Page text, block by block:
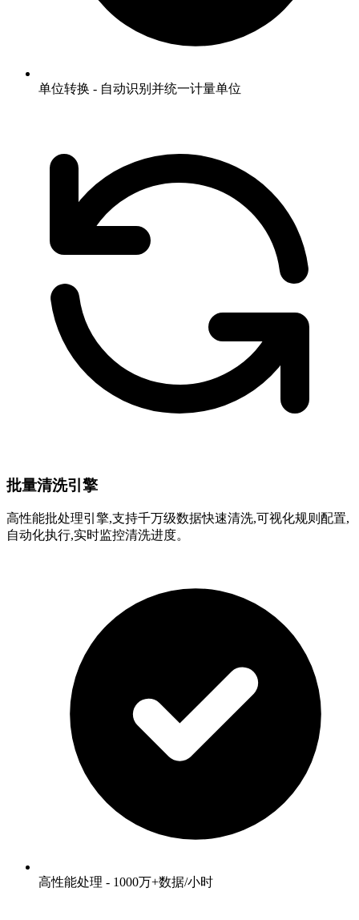
单位转换 - 自动识别并统一计量单位
批量清洗引擎
高性能批处理引擎,支持千万级数据快速清洗,可视化规则配置,
自动化执行,实时监控清洗进度。
高性能处理 - 1000万+数据/小时